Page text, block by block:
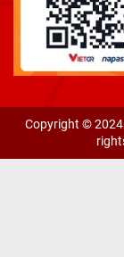
Copyright © 2024